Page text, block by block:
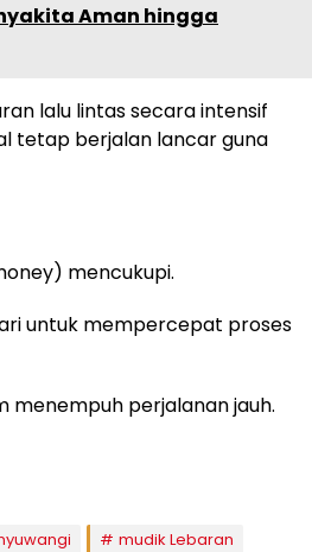
Aman hingga
lalu lintas secara intensif
tetap berjalan lancar guna
mencukupi.
untuk mempercepat proses
menempuh perjalanan jauh.
mudik Lebaran